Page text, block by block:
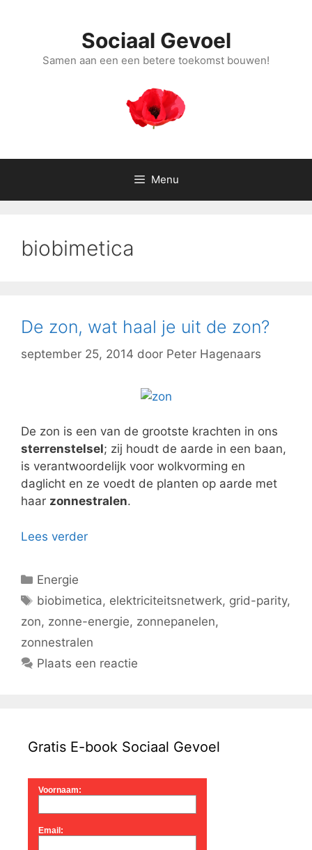
Sociaal Gevoel
Samen aan een een betere toekomst bouwen!
Menu
biobimetica
De zon, wat haal je uit de zon?
september 25, 2014 door Peter Hagenaars
De zon is een van de grootste krachten in ons
sterrenstelsel; zij houdt de aarde in een baan,
is verantwoordelijk voor wolkvorming en
daglicht en ze voedt de planten op aarde met
haar zonnestralen.
Lees verder
Categorieën
Energie
Tags
biobimetica, elektriciteitsnetwerk, grid-parity,
zon, zonne-energie, zonnepanelen,
zonnestralen
Plaats een reactie
Gratis E-book Sociaal Gevoel
Voornaam:
Email: